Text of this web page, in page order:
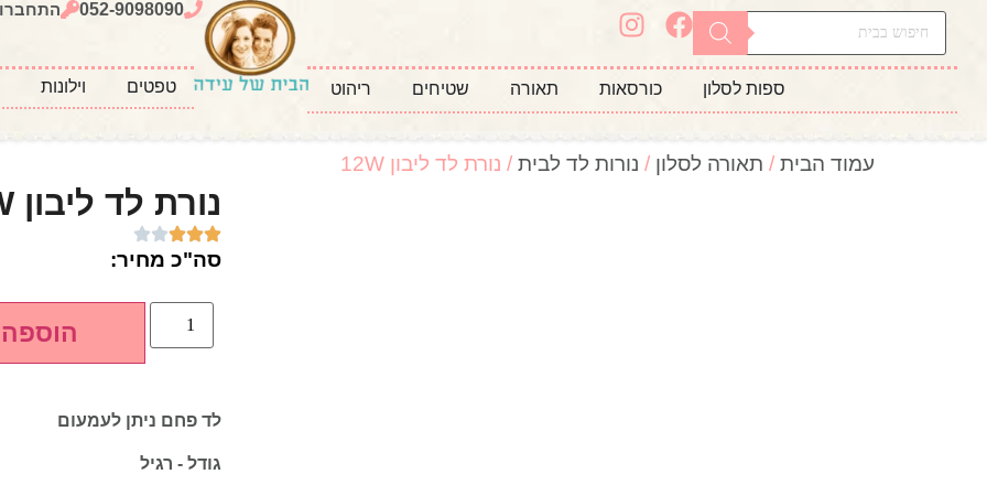
ספות לסלון כורסאות תאורה שטיחים ריהוט
052-9098090
טפטים וילונות
עמוד הבית / תאורה לסלון / נורות לד לבית / נורת לד ליבון 12W
נורת לד ליבון 12W
סה"כ מחיר:
לד פחם ניתן לעמעום
גודל - רגיל